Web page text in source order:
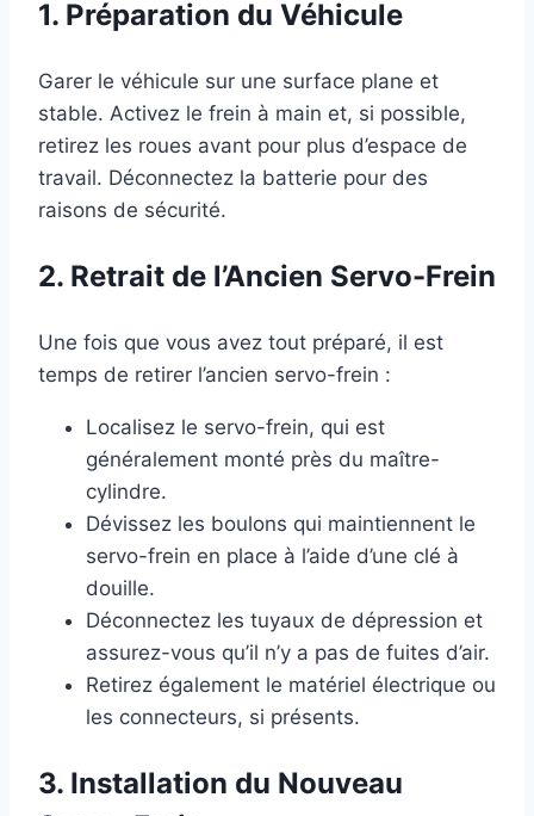
1. Préparation du Véhicule
Garer le véhicule sur une surface plane et
stable. Activez le frein à main et, si possible,
retirez les roues avant pour plus d’espace de
travail. Déconnectez la batterie pour des
raisons de sécurité.
2. Retrait de l’Ancien Servo-Frein
Une fois que vous avez tout préparé, il est
temps de retirer l’ancien servo-frein :
Localisez le servo-frein, qui est
généralement monté près du maître-
cylindre.
Dévissez les boulons qui maintiennent le
servo-frein en place à l’aide d’une clé à
douille.
Déconnectez les tuyaux de dépression et
assurez-vous qu’il n’y a pas de fuites d’air.
Retirez également le matériel électrique ou
les connecteurs, si présents.
3. Installation du Nouveau